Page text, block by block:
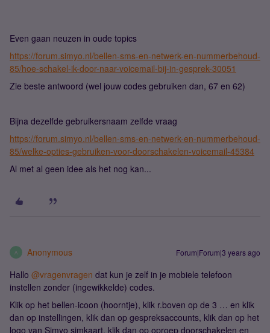
Even gaan neuzen in oude topics
https://forum.simyo.nl/bellen-sms-en-netwerk-en-nummerbehoud-
85/hoe-schakel-ik-door-naar-voicemail-bij-in-gesprek-30051
Zie beste antwoord (wel jouw codes gebruiken dan, 67 en 62)
Bijna dezelfde gebruikersnaam zelfde vraag
https://forum.simyo.nl/bellen-sms-en-netwerk-en-nummerbehoud-
85/welke-opties-gebruiken-voor-doorschakelen-voicemail-45384
Al met al geen idee als het nog kan...
A Anonymous Forum|Forum|3 years ago
Hallo @vragenvragen dat kun je zelf in je mobiele telefoon
instellen zonder (ingewikkelde) codes.
Klik op het bellen-icoon (hoorntje), klik r.boven op de 3 … en klik
dan op instellingen, klik dan op gespreksaccounts, klik dan op het
logo van Simyo simkaart, klik dan op oproep doorschakelen en